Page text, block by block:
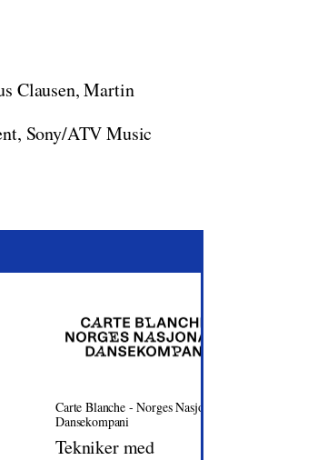
Clausen, Martin
Sony/ATV Music
Carte Blanche - Norges Nasjonale
Dansekompani
Tekniker med